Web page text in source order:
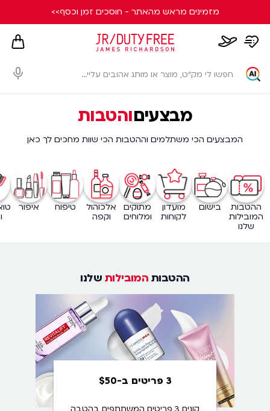
מזמינים מראש מהאתר - חוסכים זמן וכסף>>
whishlist
page
card
מבצעיםוהטבות
המבצעים הכי משתלמים וההטבות הכי שוות מחכים לך כאן
ההטבות
המובילות
שלנו
בישום
מועדון
לקוחות
מתוקים
ומלוחים
אלכוהול
וקפה
טיפוח איפור
ההטבות המובילות שלנו
3 פריטים ב-$50